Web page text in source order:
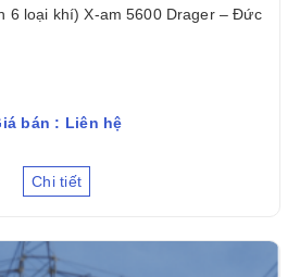
6 loại khí) X-am 5600 Drager – Đức
bán : Liên hệ
Chi tiết